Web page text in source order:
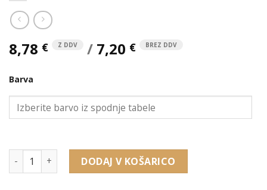
8,78 € Z DDV / 7,20 € BREZ DDV
Barva
23704 količina DODAJ V KOŠARICO